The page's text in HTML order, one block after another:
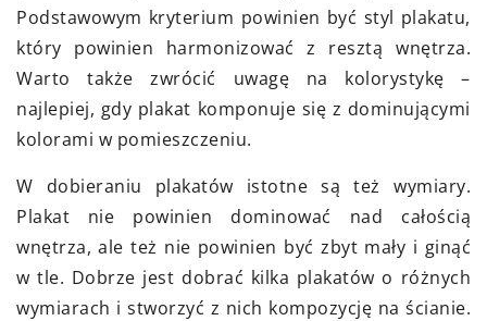
Podstawowym kryterium powinien być styl plakatu,
który powinien harmonizować z resztą wnętrza.
Warto także zwrócić uwagę na kolorystykę –
najlepiej, gdy plakat komponuje się z dominującymi
kolorami w pomieszczeniu.
W dobieraniu plakatów istotne są też wymiary.
Plakat nie powinien dominować nad całością
wnętrza, ale też nie powinien być zbyt mały i ginąć
w tle. Dobrze jest dobrać kilka plakatów o różnych
wymiarach i stworzyć z nich kompozycję na ścianie.